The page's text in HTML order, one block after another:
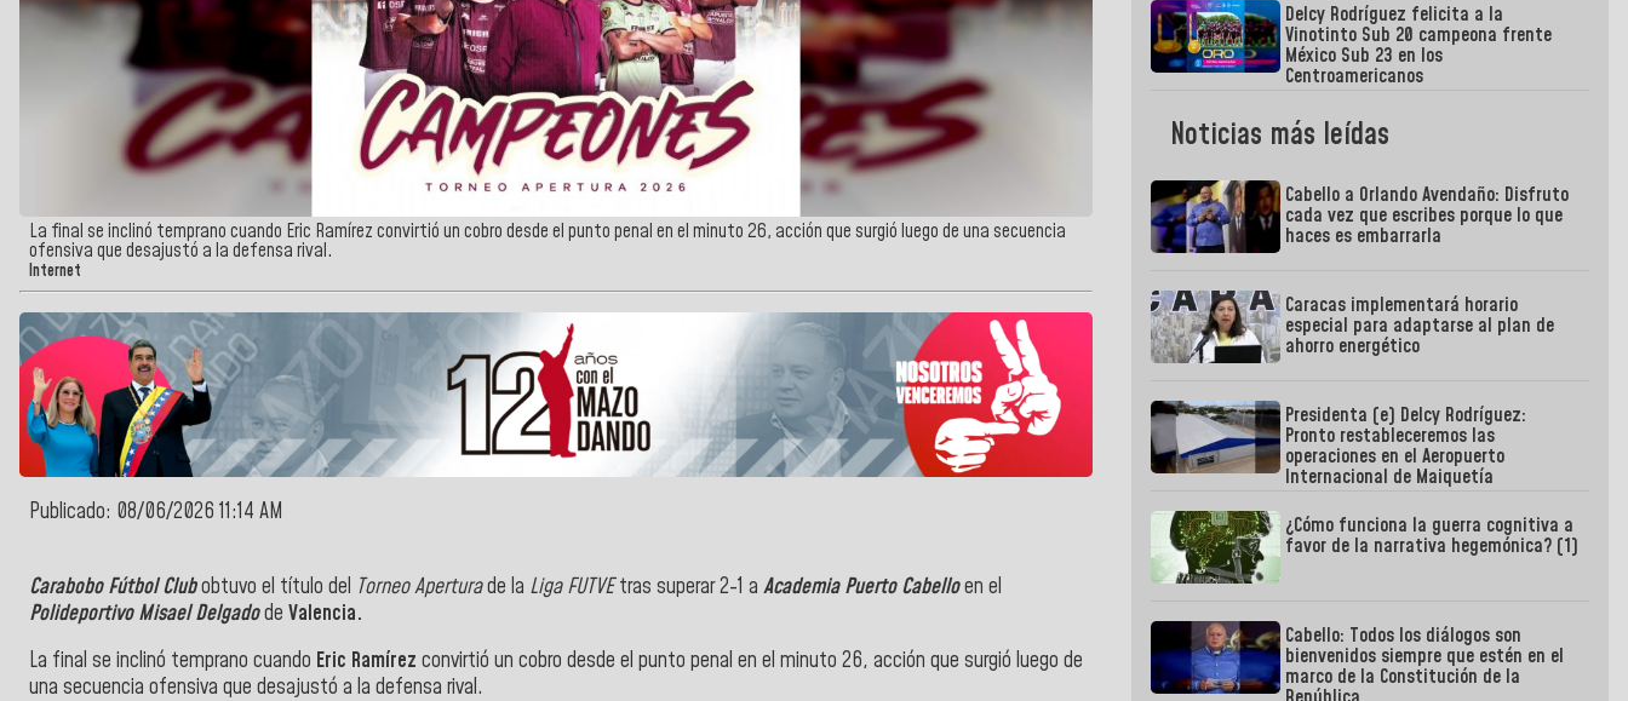
La final se inclinó temprano cuando Eric Ramírez convirtió un cobro desde el punto penal en el minuto 26, acción que surgió luego de una secuencia
ofensiva que desajustó a la defensa rival.
Internet
Publicado: 08/06/2026 11:14 AM
Carabobo Fútbol Clubobtuvo el título del Torneo Aperturade la Liga FUTVEtras superar 2-1 a Academia Puerto Cabelloen el
Polideportivo Misael Delgadode Valencia.
La final se inclinó temprano cuando Eric Ramírez convirtió un cobro desde el punto penal en el minuto 26, acción que surgió luego de
una secuencia ofensiva que desajustó a la defensa rival.
Delcy Rodríguez felicita a la
Vinotinto Sub 20 campeona frente
México Sub 23 en los
Centroamericanos
Noticias más leídas
Cabello a Orlando Avendaño: Disfruto
cada vez que escribes porque lo que
haces es embarrarla
Caracas implementará horario
especial para adaptarse al plan de
ahorro energético
Presidenta (e) Delcy Rodríguez:
Pronto restableceremos las
operaciones en el Aeropuerto
Internacional de Maiquetía
¿Cómo funciona la guerra cognitiva a
favor de la narrativa hegemónica? (1)
Cabello: Todos los diálogos son
bienvenidos siempre que estén en el
marco de la Constitución de la